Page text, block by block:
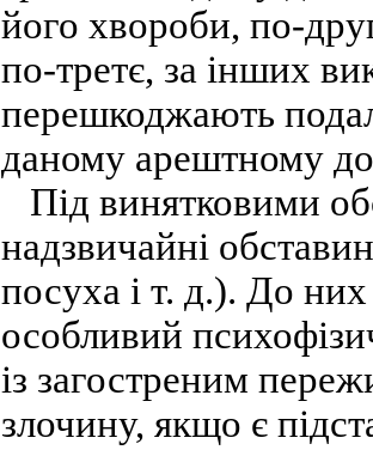
його хвороби, по-
по-третє, за інших
перешкоджають
даному арештному
Під винятковими
надзвичайні
посуха і т. д.). До
особливий
із загостреним
злочину, якщо є